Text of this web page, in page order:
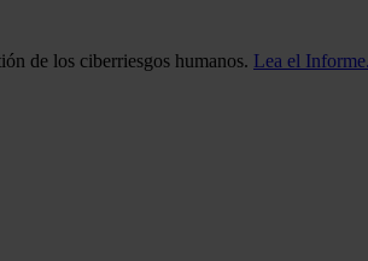
de los ciberriesgos humanos. Lea el